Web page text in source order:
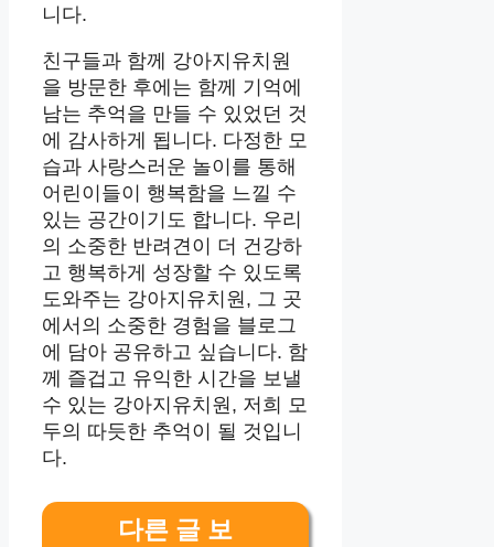
니다.
친구들과 함께 강아지유치원
을 방문한 후에는 함께 기억에
남는 추억을 만들 수 있었던 것
에 감사하게 됩니다. 다정한 모
습과 사랑스러운 놀이를 통해
어린이들이 행복함을 느낄 수
있는 공간이기도 합니다. 우리
의 소중한 반려견이 더 건강하
고 행복하게 성장할 수 있도록
도와주는 강아지유치원, 그 곳
에서의 소중한 경험을 블로그
에 담아 공유하고 싶습니다. 함
께 즐겁고 유익한 시간을 보낼
수 있는 강아지유치원, 저희 모
두의 따듯한 추억이 될 것입니
다.
다른 글 보